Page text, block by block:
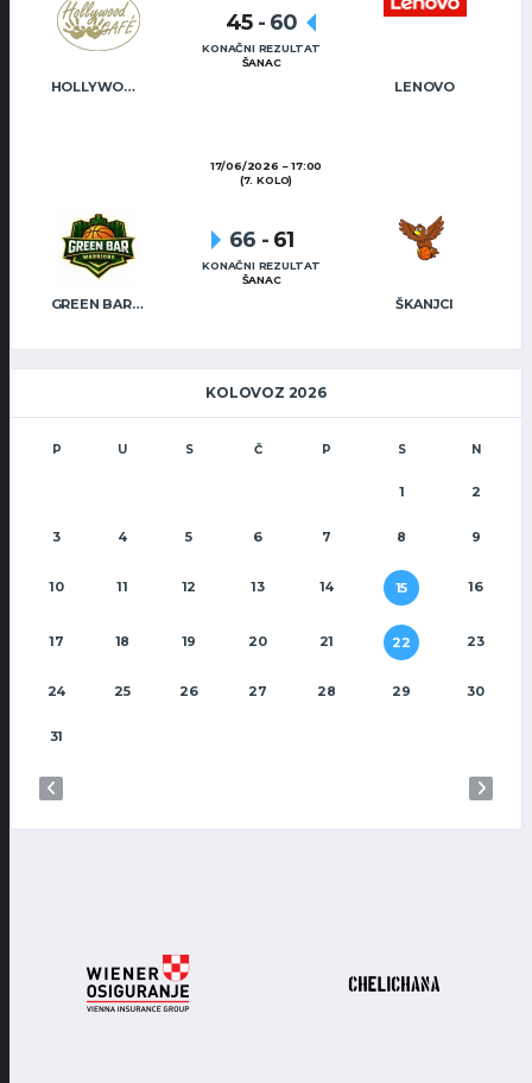
HOLLYWOOD CAFÉ LENOVO
45 - 60
KONAČNI REZULTAT
ŠANAC
17/06/2026
17:00
(7. KOLO)
GREEN BAR WARRIORS ŠKANJCI
66 - 61
KONAČNI REZULTAT
ŠANAC
KOLOVOZ 2026
P U S Č P S N
1 2
3 4 5 6 7 8 9
10 11 12 13 14 15 16
17 18 19 20 21 22 23
24 25 26 27 28 29 30
31